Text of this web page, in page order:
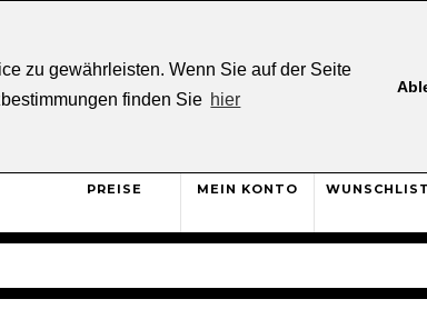
zu gewährleisten. Wenn Sie auf der Seite
finden Sie hier
PREISE MEIN KONTO